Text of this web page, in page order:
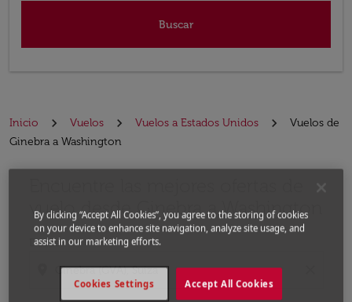
Buscar
Inicio Vuelos Vuelos a Estados Unidos
Vuelos de
Ginebra a Washington
vuelo desde Ginebra a Washington
Desde
By clicking “Accept All Cookies”, you agree to the storing of cookies
on your device to enhance site navigation, analyze site usage, and
assist in our marketing efforts.
Accept All Cookies
Cookies Settings